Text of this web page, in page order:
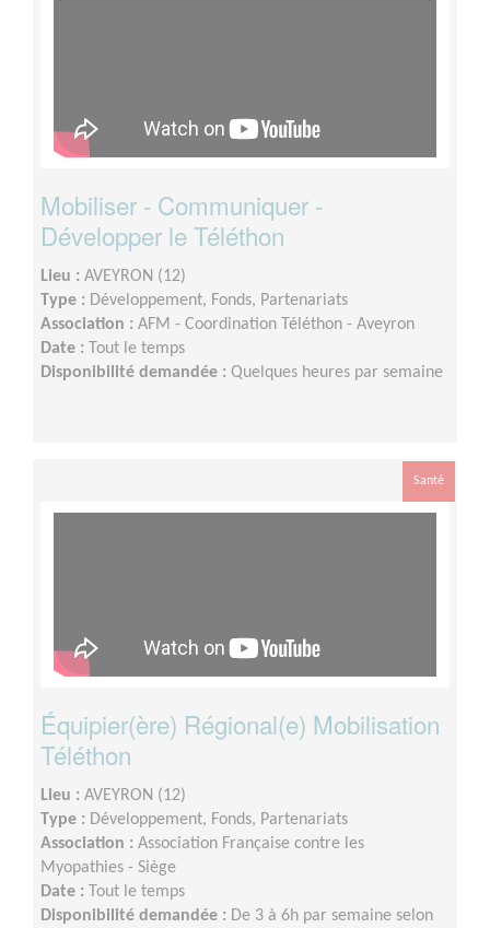
Mobiliser - Communiquer -
Développer le Téléthon
Lieu : AVEYRON (12)
Type : Développement, Fonds, Partenariats
Association : AFM - Coordination Téléthon - Aveyron
Date :
Tout le temps
Disponibilité demandée : Quelques heures par semaine
Santé
Équipier(ère) Régional(e) Mobilisation
Téléthon
Lieu : AVEYRON (12)
Type : Développement, Fonds, Partenariats
Association : Association Française contre les
Myopathies - Siège
Date :
Tout le temps
Disponibilité demandée : De 3 à 6h par semaine selon